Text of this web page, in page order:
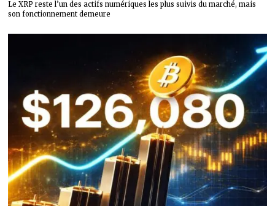
Le XRP reste l’un des actifs numériques les plus suivis du marché, mais
son fonctionnement demeure